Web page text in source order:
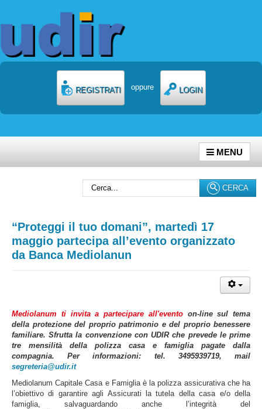
REGISTRATI oppure LOGIN
MENU
CERCA
“Proteggi il tuo domani”, martedì 17
maggio partecipa all’evento organizzato
da Banca Mediolanun
Mediolanum ti invita a partecipare all'eventoon-line sul tema
della protezione del proprio patrimonio e del proprio benessere
familiare. Sfrutta la convenzione con UDIR che prevede le prime
tre mensilità della polizza casa e famiglia pagate dalla
compagnia. Per informazioni: tel. 3495939719, mail
segreteria@udir.it
Mediolanum Capitale Casa e Famigliaè la polizza assicurativa che ha
l’obiettivo di garantire agli Assicurati la tutela della casa e/o della
famiglia, salvaguardando anche l’integrità del